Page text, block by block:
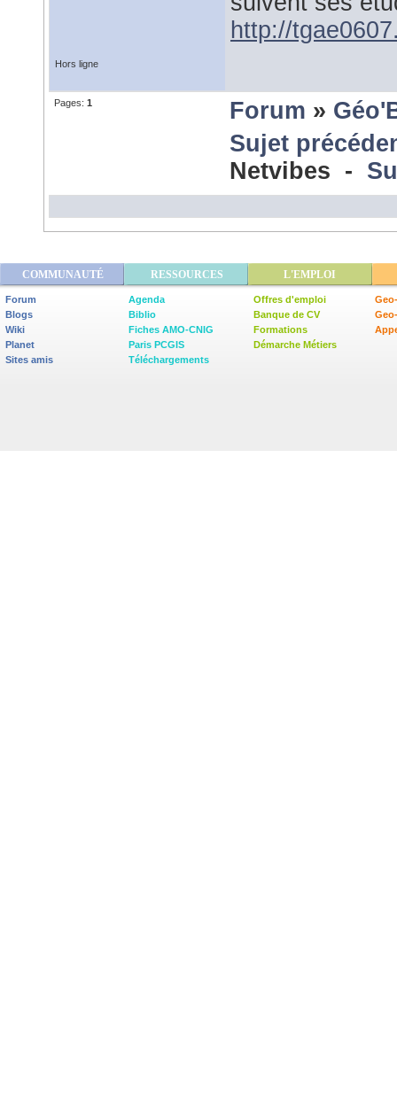
http://
Hors ligne
Pages: 1 Forum »
Sujet
Netvibes -
COMMUNAUTÉ RESSOURCES L'EMPLOI
Forum
Blogs
Wiki
Planet
Sites amis
Agenda
Biblio
Fiches AMO-CNIG
Paris PCGIS
Téléchargements
Offres d'emploi
Banque de CV
Formations
Démarche Métiers